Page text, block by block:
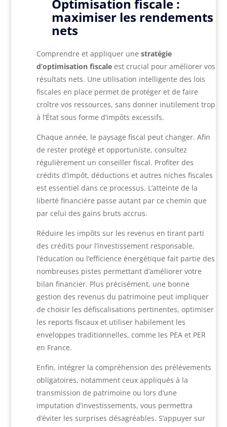
Optimisation fiscale :
maximiser les rendements
nets
Comprendre et appliquer unestratégie
d’optimisation fiscale est crucial pour améliorer vos
résultats nets. Une utilisation intelligente des lois
fiscales en place permet de protéger et de faire
croître vos ressources, sans donner inutilement trop
à l’État sous forme d’impôts excessifs.
Chaque année, le paysage fiscal peut changer. Afin
de rester protégé et opportuniste, consultez
régulièrement un conseiller fiscal. Profiter des
crédits d’impôt, déductions et autres niches fiscales
est essentiel dans ce processus. L’atteinte de la
liberté financière passe autant par ce chemin que
par celui des gains bruts accrus.
Réduire les impôts sur les revenus en tirant parti
des crédits pour l’investissement responsable,
l’éducation ou l’efficience énergétique fait partie des
nombreuses pistes permettant d’améliorer votre
bilan financier. Plus précisément, une bonne
gestion des revenus du patrimoine peut impliquer
de choisir les défiscalisations pertinentes, optimiser
les reports fiscaux et utiliser habilement les
enveloppes traditionnelles, comme les PEA et PER
en France.
Enfin, intégrer la compréhension des prélèvements
obligatoires, notamment ceux appliqués à la
transmission de patrimoine ou lors d’une
imputation d’investissements, vous permettra
d’éviter les surprises désagréables. S’appuyer sur